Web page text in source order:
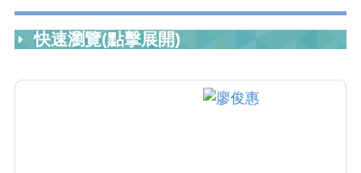
快速瀏覽(點擊展開)